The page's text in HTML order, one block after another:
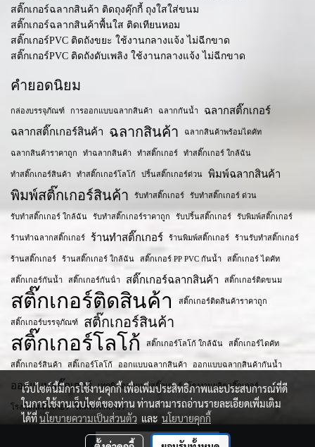
สติ๊กเกอร์ฉลากสินค้า ติดถุงคุ๊กกี้ ถุงใสใส่ขนม
สติ๊กเกอร์ฉลากสินค้าพื้นใส ติดเทียนหอม
สติ๊กเกอร์PVC ติดถังขยะ ใช้งานกลางแจ้ง ไม่ฉีกขาด
สติ๊กเกอร์PVC ติดถังดับเพลิง ใช้งานกลางแจ้ง ไม่ฉีกขาด
คำยอดนิยม
กล่องบรรจุภัณฑ์ การออกแบบฉลากสินค้า ฉลากกันน้ำ
ฉลากสติ๊กเกอร์
ฉลากสติ๊กเกอร์สินค้า
ฉลากสินค้า ฉลากสินค้าพร้อมไดคัท
ฉลากสินค้าราคาถูก ทำฉลากสินค้า ทำสติ๊กเกอร์ ทำสติ๊กเกอร์ ใกล้ฉัน
ทำสติ๊กเกอร์สินค้า ทำสติ๊กเกอร์โลโก้ ปริ้นสติ๊กเกอร์ด่วน พิมพ์ฉลากสินค้า
พิมพ์สติ๊กเกอร์สินค้า รับทำสติ๊กเกอร์ รับทำสติ๊กเกอร์ ด่วน
รับทำสติ๊กเกอร์ ใกล้ฉัน รับทำสติ๊กเกอร์ราคาถูก รับปริ้นสติ๊กเกอร์ รับพิมพ์สติ๊กเกอร์
ร้านทำฉลากสติ๊กเกอร์ ร้านทำสติ๊กเกอร์ ร้านพิมพ์สติ๊กเกอร์ ร้านรับทำสติ๊กเกอร์
ร้านสติ๊กเกอร์ ร้านสติ๊กเกอร์ ใกล้ฉัน สติ๊กเกอร์ PP PVC กันน้ำ สติ๊กเกอร์ ไดคัท
สติ๊กเกอร์กันน้ำ สติ๊กเกอร์กันน้ํา สติ๊กเกอร์ฉลากสินค้า สติ๊กเกอร์ติดขนม
สติ๊กเกอร์ติดสินค้า สติ๊กเกอร์ติดสินค้าราคาถูก
สติ๊กเกอร์บรรจุภัณฑ์ สติ๊กเกอร์สินค้า
สติ๊กเกอร์โลโก้ สติ๊กเกอร์โลโก้ ใกล้ฉัน สติ๊กเกอร์ไดคัท
สติ๊กเกอร​์สินค้า สติ๊เกอร์โลโก้ ออกแบบฉลากสินค้า ออกแบบฉลากสินค้ากันน้ำ
ออกแบบสติ๊กเกอร์ เทคนิคออกแบบสติ๊กเกอร์ โรงงานผลิตสติ๊กเกอร์
โรงพิมพ์สติ๊กเกอร์ ไดคัทสติ๊กเกอร์
ผู้เข้าชมวันนี้
เว็บไซต์นี้มีการใช้งานคุกกี้ เพื่อเพิ่มประสิทธิภาพและประสบการณ์ที่ดี
ในการใช้งานเว็บไซต์ของท่าน ท่านสามารถอ่านรายละเอียดเพิ่มเติม
ได้ที่นโยบายความเป็นส่วนตัว และ นโยบายคุกกี้